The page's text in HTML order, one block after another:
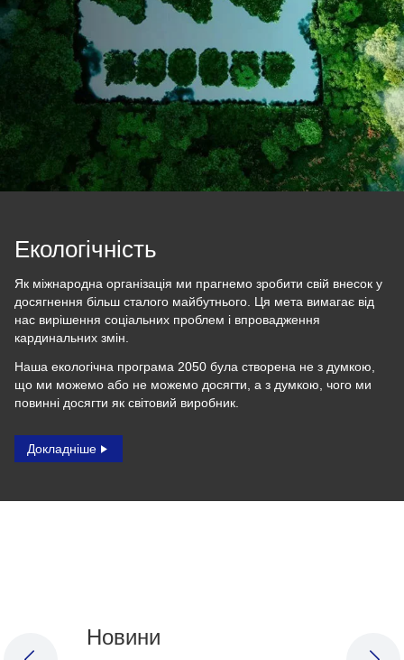
Екологічність
Як міжнародна організація ми прагнемо зробити свій внесок у
досягнення більш сталого майбутнього. Ця мета вимагає від
нас вирішення соціальних проблем і впровадження
кардинальних змін.
Наша екологічна програма 2050 була створена не з думкою,
що ми можемо або не можемо досягти, а з думкою, чого ми
повинні досягти як світовий виробник.
Докладніше
Новини